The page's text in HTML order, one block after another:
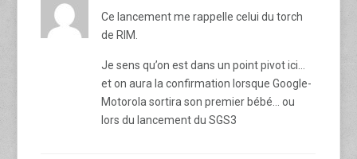
Ce lancement me rappelle celui du torch
de RIM.
Je sens qu’on est dans un point pivot ici…
et on aura la confirmation lorsque Google-
Motorola sortira son premier bébé… ou
lors du lancement du SGS3